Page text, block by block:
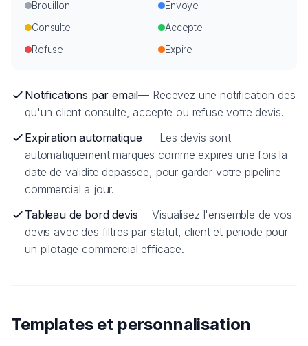
Brouillon
Envoye
Consulte
Accepte
Refuse
Expire
Notifications par email— Recevez une notification des
qu'un client consulte, accepte ou refuse votre devis.
Expiration automatique — Les devis sont
automatiquement marques comme expires une fois la
date de validite depassee, pour garder votre pipeline
commercial a jour.
Tableau de bord devis— Visualisez l'ensemble de vos
devis avec des filtres par statut, client et periode pour
un pilotage commercial efficace.
Templates et personnalisation